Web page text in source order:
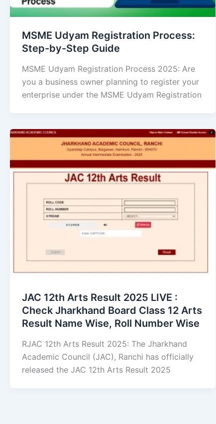
MSME Udyam Registration Process:
Step-by-Step Guide
MSME Udyam Registration Process 2025: Are
you a business owner planning to register your
enterprise under the MSME Udyam Registration
JAC 12th Arts Result 2025 LIVE :
Check Jharkhand Board Class 12 Arts
Result Name Wise, Roll Number Wise
RJAC 12th Arts Result 2025: The Jharkhand
Academic Council (JAC), Ranchi has officially
released the JAC 12th Arts Result 2025